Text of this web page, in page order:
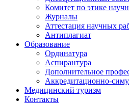
Комитет по этике
Журналы
Аттестация научных
Антиплагиат
Образование
Ординатура
Аспирантура
Дополнительное
Аккредитационно-
Медицинский туризм
Контакты